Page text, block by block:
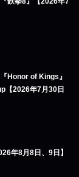
Honor of Kings』
【2026年7月30日
年8月8日、9日】